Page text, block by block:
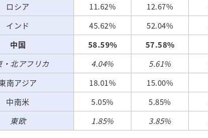
ロシア
11.62% 12.67%
インド
45.62% 52.04%
中国
58.59% 57.58%
・北アフリカ
4.04% 5.61%
南アジア
18.01% 15.00%
中南米
5.05% 5.85%
東欧
1.85% 3.85%